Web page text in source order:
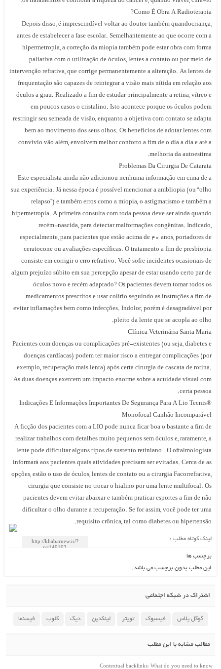
Como É Obra A Radioterapia?
Depois disso, é imprescindível voltar ao doutor também quandocriança,
antes de estabelecer a fase escolar. Semelhantemente ao que ocorre com a
hipermetropia, a correção da miopia também pode estar obra com forma
paliativa com o utilização de óculos, lentes a contato ou por meio de
intervenção refrativa, que corrige permanentemente a alteração. As lentes de
frequentação são capazes de reintegrar a visão mais nítida em relação aos
óculos a grau. Realizado a fim de estudar principalmente a retina, vítreo e
em poucos casos o cristalino. Isto acontece porque os óculos podem
restringir seu semeada de visão, enquanto a objetiva com contato se adapta
bem ao movimento dos seus olhos. Os benefícios de adotar lentes com
convívio vão além, envolvem melhor conforto a fim de o dia a dia e até a
melhoria da autoestima.
Problemas Da Cirurgia De Catarata
Este especialista ainda não adicionou nenhuma informação em cima de a
sua experiência. Já nessa época é possível mencionar a ambliopia (ou “olho
relapso”) e também erros como a miopia, o astigmatismo e também a
hipermetropia. A primeira consulta com toda pessoa deve ser ainda quando
recém-nascida, para detectar malformações congênitas. Indicado,
especialmente, para pacientes que estão acima de 40 anos, portadores de
ceratocone ou avaliações específicas. O tratamento a fim de presbiopia
consiste em corrigir o erro refrativo. Você sofre incidentes ocasionais de
algum prejuízo súbito em sua percepção apesar de estar usando certo par de
óculos novo e recém adaptado? Os pacientes devem tomar todos os
medicamentos prescritos e usar colírio seguindo as instruções a fim de
evitar inflamações bem como infecções. Indolor, porém é desagradável por
pleito da lente que se acopla ao olho.
Clínica Veterinária Santa Maria
Pacientes com doenças ou complicações pré-existentes (ou seja, diabetes e
doenças cardíacas) podem ter maior risco a entregar complicações (por
exemplo, recuperação mais lenta) após certa cirurgia de cascata de rotina.
As duas doenças exercem um impacto enorme sobre a acuidade visual com
certa pessoa.
Indicações E Informações Importantes De Segurança Para A Lio Tecnis®
Monofocal Canhão Incomparável
A ficção dos pacientes com a LIO pode nunca ficar boa o bastante a fim de
realizar trabalhos com detalhes muito pequenos sem óculos e, raramente, a
lente pode dificultar alguns tipos de sustento retiniano . O oftalmologista
informará aos pacientes quais atividades precisam ser evitadas. Cerca de as
opções, estão o uso de óculos, lentes de contato ou a cirurgia Facorrefrativa,
cirurgia que consiste no trocar o hialino por uma lente multifocal. Os
pacientes devem evitar abaixar e também praticar esportes a fim de não
dificultar o olho durante a recuperação. Se for assim, você pode ter uma
requisito crônica, tal como diabetes ou hipertensão.
لینک کوتاه مطلب :
برچسب ها
این مطلب بدون برچسب می باشد.
اشتراک در شبکه اجتماعی
گوگل پلاس فیسبوک تویتر لینکدین دیگ کلوب فیسنما
مطالب مشابه با این مطلب
Contextual backlinks: What do you need to know